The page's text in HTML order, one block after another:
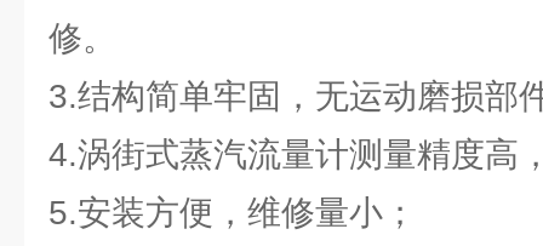
修。
3.结构简单牢固，无运动磨损部
4.涡街式蒸汽流量计测量精度高
5.安装方便，维修量小；